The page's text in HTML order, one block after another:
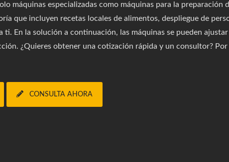
máquinas especializadas como máquinas para la preparación
que incluyen recetas locales de alimentos, despliegue de
ti. En la solución a continuación, las máquinas se pueden
¿Quieres obtener una cotización rápida y un consultor?
CONSULTA AHORA